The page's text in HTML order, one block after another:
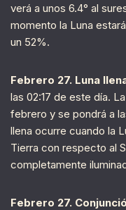
verá a unos 6.4° al
momento la Luna
un 52%.
Febrero 27. Luna
las 02:17 de este día.
febrero y se pondrá a
llena ocurre cuando la
Tierra con respecto al
completamente
Febrero 27.